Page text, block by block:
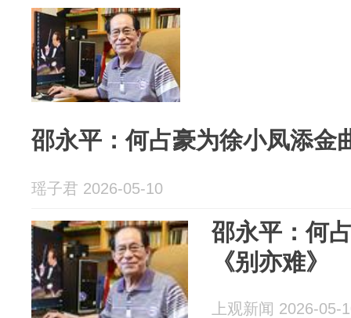
邵永平：何占豪为徐小凤添金
瑶子君 2026-05-10
邵永平：何
《别亦难》
上观新闻 2026-05-